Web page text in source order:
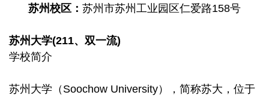
苏州校区： 苏州市苏州工业园区仁爱路158号
苏州大学(211、双一流)
学校简介
苏州大学（Soochow University），简称苏大，位于